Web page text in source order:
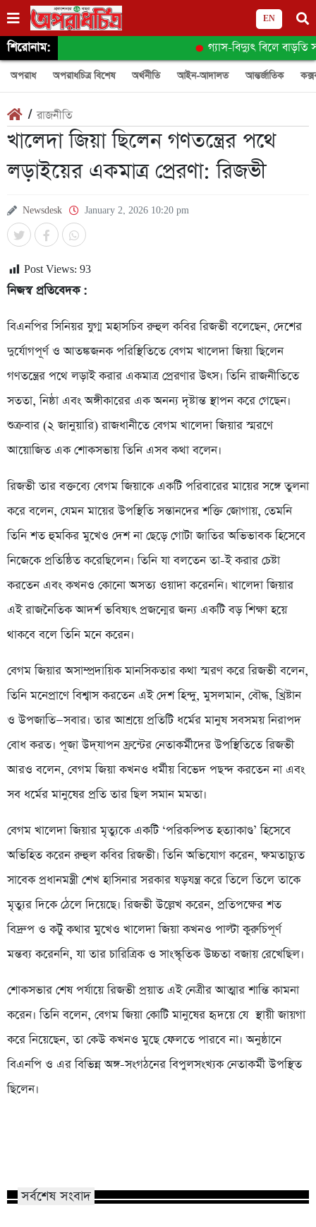
EN
শিরোনাম: গ্যাস-বিদ্যুৎ বিলে বাড়তি
অপরাধ অপরাধচিত্র বিশেষ অর্থনীতি আইন-আদালত আন্তর্জাতিক
/রাজনীতি
খালেদা জিয়া ছিলেন গণতন্ত্রের পথে
লড়াইয়ের একমাত্র প্রেরণা: রিজভী
Newsdesk January 2, 2026 10:20 pm
Post Views: 93
নিজস্ব প্রতিবেদক :
বিএনপির সিনিয়র যুগ্ম মহাসচিব রুহুল কবির রিজভী বলেছেন, দেশের
দুর্যোগপূর্ণ ও আতঙ্কজনক পরিস্থিতিতে বেগম খালেদা জিয়া ছিলেন
গণতন্ত্রের পথে লড়াই করার একমাত্র প্রেরণার উৎস। তিনি রাজনীতিতে
সততা, নিষ্ঠা এবং অঙ্গীকারের এক অনন্য দৃষ্টান্ত স্থাপন করে গেছেন।
শুক্রবার (২ জানুয়ারি) রাজধানীতে বেগম খালেদা জিয়ার স্মরণে
আয়োজিত এক শোকসভায় তিনি এসব কথা বলেন।
রিজভী তার বক্তব্যে বেগম জিয়াকে একটি পরিবারের মায়ের সঙ্গে তুলনা
করে বলেন, যেমন মায়ের উপস্থিতি সন্তানদের শক্তি জোগায়, তেমনি
তিনি শত হুমকির মুখেও দেশ না ছেড়ে গোটা জাতির অভিভাবক হিসেবে
নিজেকে প্রতিষ্ঠিত করেছিলেন। তিনি যা বলতেন তা-ই করার চেষ্টা
করতেন এবং কখনও কোনো অসত্য ওয়াদা করেননি। খালেদা জিয়ার
এই রাজনৈতিক আদর্শ ভবিষ্যৎ প্রজন্মের জন্য একটি বড় শিক্ষা হয়ে
থাকবে বলে তিনি মনে করেন।
বেগম জিয়ার অসাম্প্রদায়িক মানসিকতার কথা স্মরণ করে রিজভী বলেন,
তিনি মনেপ্রাণে বিশ্বাস করতেন এই দেশ হিন্দু, মুসলমান, বৌদ্ধ, খ্রিষ্টান
ও উপজাতি—সবার। তার আশ্রয়ে প্রতিটি ধর্মের মানুষ সবসময় নিরাপদ
বোধ করত। পূজা উদ্‌যাপন ফ্রন্টের নেতাকর্মীদের উপস্থিতিতে রিজভী
আরও বলেন, বেগম জিয়া কখনও ধর্মীয় বিভেদ পছন্দ করতেন না এবং
সব ধর্মের মানুষের প্রতি তার ছিল সমান মমতা।
বেগম খালেদা জিয়ার মৃত্যুকে একটি ‘পরিকল্পিত হত্যাকাণ্ড’ হিসেবে
অভিহিত করেন রুহুল কবির রিজভী। তিনি অভিযোগ করেন, ক্ষমতাচ্যুত
সাবেক প্রধানমন্ত্রী শেখ হাসিনার সরকার ষড়যন্ত্র করে তিলে তিলে তাকে
মৃত্যুর দিকে ঠেলে দিয়েছে। রিজভী উল্লেখ করেন, প্রতিপক্ষের শত
বিদ্রুপ ও কটু কথার মুখেও খালেদা জিয়া কখনও পাল্টা কুরুচিপূর্ণ
মন্তব্য করেননি, যা তার চারিত্রিক ও সাংস্কৃতিক উচ্চতা বজায় রেখেছিল।
শোকসভার শেষ পর্যায়ে রিজভী প্রয়াত এই নেত্রীর আত্মার শান্তি কামনা
করেন। তিনি বলেন, বেগম জিয়া কোটি মানুষের হৃদয়ে যে স্থায়ী জায়গা
করে নিয়েছেন, তা কেউ কখনও মুছে ফেলতে পারবে না। অনুষ্ঠানে
বিএনপি ও এর বিভিন্ন অঙ্গ-সংগঠনের বিপুলসংখ্যক নেতাকর্মী উপস্থিত
ছিলেন।
সর্বশেষ সংবাদ